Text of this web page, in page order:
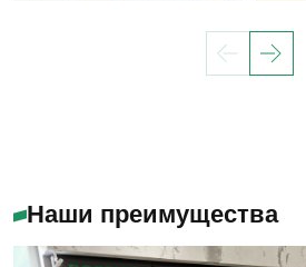
Наши преимущества